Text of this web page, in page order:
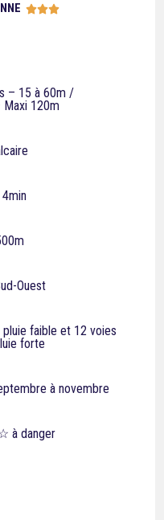

– 15 à 60m /
Maxi 120m
4min
Ouest
faible et 12 voies
forte
à novembre
danger